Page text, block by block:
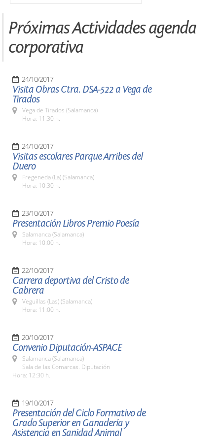
Próximas Actividades agenda
corporativa
24/10/2017
Visita Obras Ctra. DSA-522 a Vega de
Tirados
Vega de Tirados (Salamanca)
Hora: 11:30 h.
24/10/2017
Visitas escolares Parque Arribes del
Duero
Fregeneda (La) (Salamanca)
Hora: 10:30 h.
23/10/2017
Presentación Libros Premio Poesía
Salamanca (Salamanca)
Hora: 10:00 h.
22/10/2017
Carrera deportiva del Cristo de
Cabrera
Veguillas (Las) (Salamanca)
Hora: 11:00 h.
20/10/2017
Convenio Diputación-ASPACE
Salamanca (Salamanca)
Sala de las Comarcas. Diputación
Hora: 12:30 h.
19/10/2017
Presentación del Ciclo Formativo de
Grado Superior en Ganadería y
Asistencia en Sanidad Animal